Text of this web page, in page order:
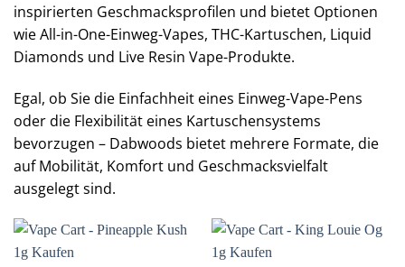
inspirierten Geschmacksprofilen und bietet Optionen
wie All-in-One-Einweg-Vapes, THC-Kartuschen, Liquid
Diamonds und Live Resin Vape-Produkte.
Egal, ob Sie die Einfachheit eines Einweg-Vape-Pens
oder die Flexibilität eines Kartuschensystems
bevorzugen – Dabwoods bietet mehrere Formate, die
auf Mobilität, Komfort und Geschmacksvielfalt
ausgelegt sind.